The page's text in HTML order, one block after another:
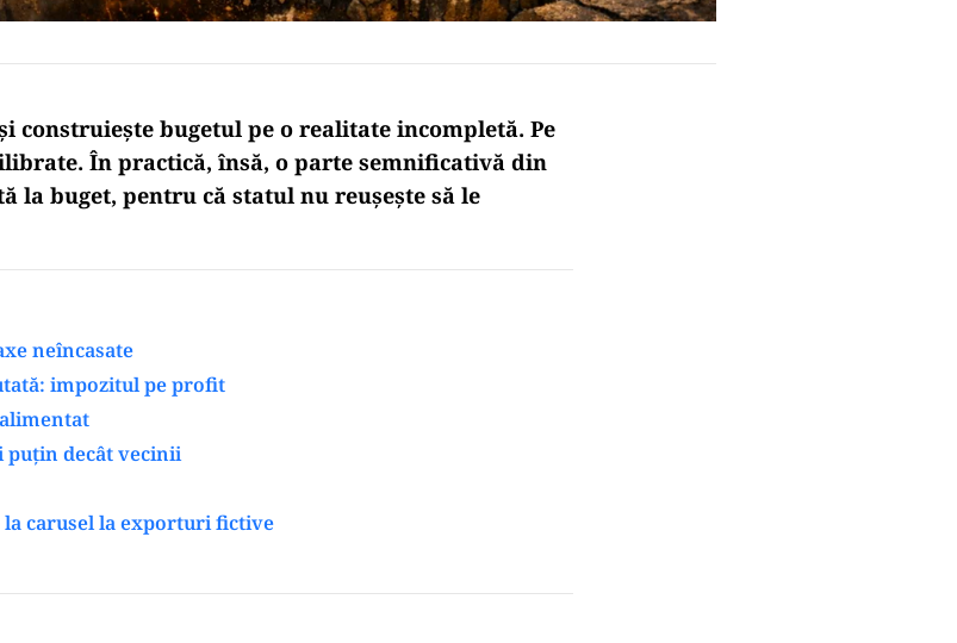
construiește bugetul pe o realitate incompletă. Pe
În practică, însă, o parte semnificativă din
la buget, pentru că statul nu reușește să le
neîncasate
impozitul pe profit
puțin decât vecinii
la carusel la exporturi fictive